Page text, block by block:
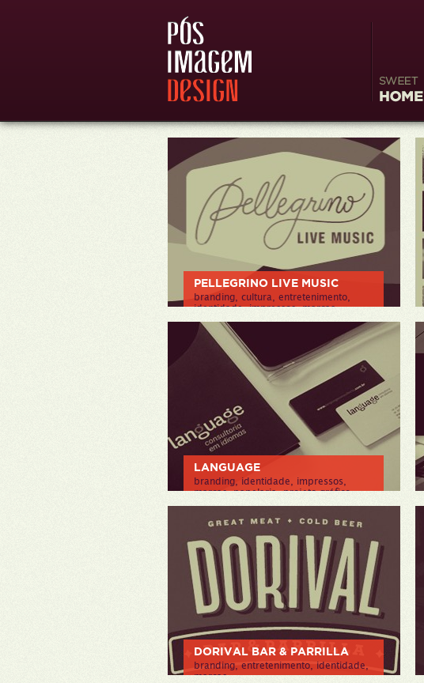
Home
PELLEGRINO LIVE MUSIC
branding, cultura, entretenimento,
identidade, impressos, marcas,
projeto gráfico, web/aplicativos
> VER PROJETO
LANGUAGE
branding, identidade, impressos,
marcas, papelaria, projeto gráfico,
web/aplicativos
> VER PROJETO
DORIVAL BAR & PARRILLA
branding, entretenimento, identidade,
marcas